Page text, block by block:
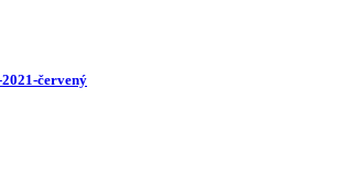
červený